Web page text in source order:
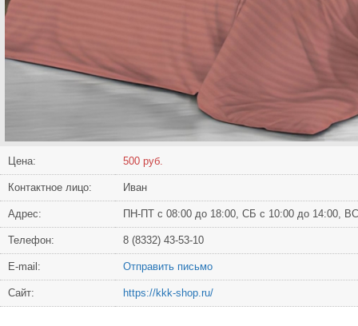
Цена: 500 руб.
Контактное лицо: Иван
Адрес: ПН-ПТ с 08:00 до 18:00, СБ с 10:00 до 14:00,
Телефон: 8 (8332) 43-53-10
Е-mail: Отправить письмо
Сайт: https://kkk-shop.ru/